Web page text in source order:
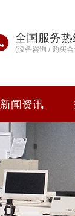
全国服务热
(设备咨询 / 购买合
新闻资讯